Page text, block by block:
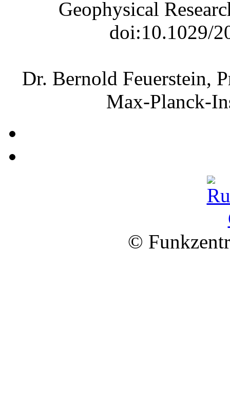
Geophysical
doi:10.1029/
Dr. Bernold Feuerstein,
Max-Planck-
©